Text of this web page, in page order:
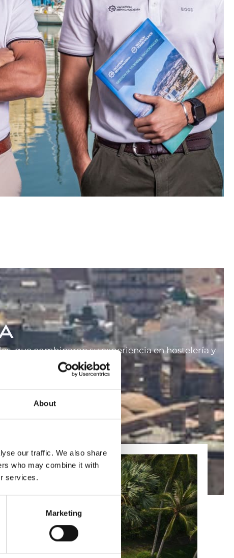
About
our traffic. We also share
who may combine it with
services.
Marketing
que combinaron su experiencia en hostelería y
Costa del Sol.